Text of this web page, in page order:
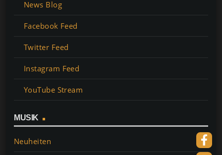
News Blog
Facebook Feed
Twitter Feed
Instagram Feed
YouTube Stream
MUSIK
Neuheiten